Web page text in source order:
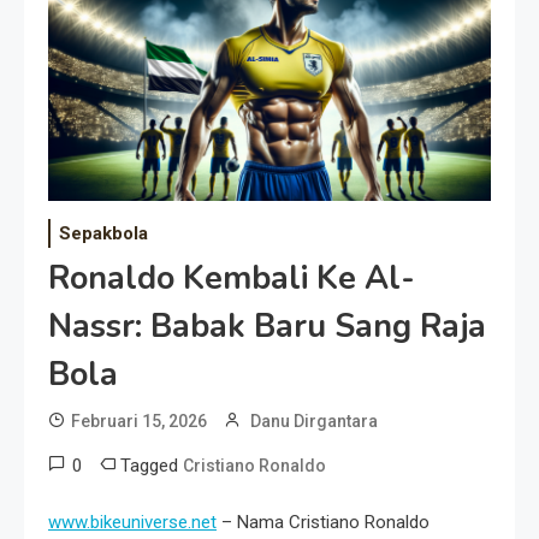
Event Besar
Sepakbola
Ronaldo Kembali Ke Al-
Nassr: Babak Baru Sang Raja
Bola
Februari 15, 2026 Danu Dirgantara
0 Tagged Cristiano Ronaldo
www.bikeuniverse.net – Nama Cristiano Ronaldo